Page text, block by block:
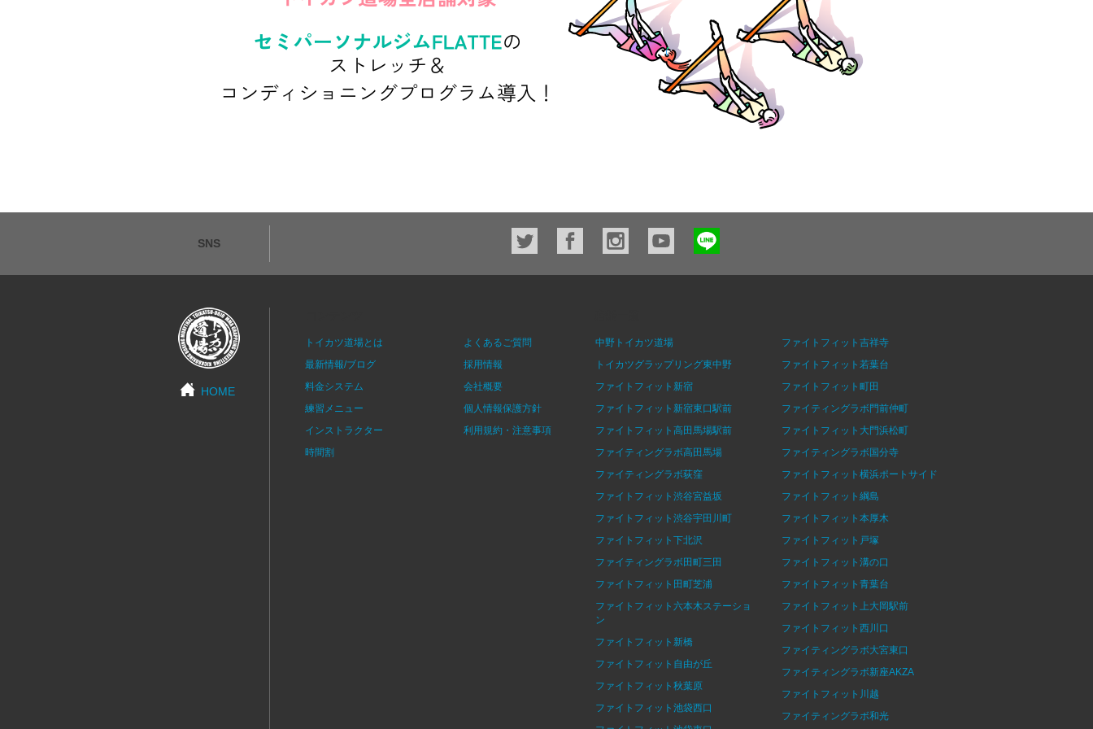
SNS
HOME
トイカツ道場とは
最新情報/ブログ
料金システム
練習メニュー
インストラクター
時間割
よくあるご質問
採用情報
会社概要
個人情報保護方針
利用規約・注意事項
中野トイカツ道場
トイカツグラップリング東中野
ファイトフィット新宿
ファイトフィット新宿東口駅前
ファイトフィット高田馬場駅前
ファイティングラボ高田馬場
ファイティングラボ荻窪
ファイトフィット渋谷宮益坂
ファイトフィット渋谷宇田川町
ファイトフィット下北沢
ファイティングラボ田町三田
ファイトフィット田町芝浦
ファイトフィット六本木ステーショ
ン
ファイトフィット新橋
ファイトフィット自由が丘
ファイトフィット秋葉原
ファイトフィット池袋西口
ファイトフィット吉祥寺
ファイトフィット若葉台
ファイトフィット町田
ファイティングラボ門前仲町
ファイトフィット大門浜松町
ファイティングラボ国分寺
ファイトフィット横浜ポートサイド
ファイトフィット綱島
ファイトフィット本厚木
ファイトフィット戸塚
ファイトフィット溝の口
ファイトフィット青葉台
ファイトフィット上大岡駅前
ファイトフィット西川口
ファイティングラボ大宮東口
ファイティングラボ新座AKZA
ファイトフィット川越
ファイティングラボ和光